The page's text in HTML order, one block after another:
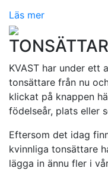
Läs mer
KVAST har under ett
tonsättare från nu
klickat på knappen
födelseår, plats eller
Eftersom det idag
kvinnliga tonsättare
lägga in ännu fler i